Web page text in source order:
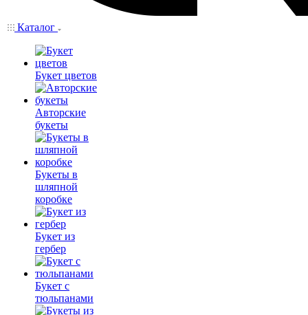
Каталог
Букет цветов
Авторские
букеты
Букеты в
шляпной
коробке
Букет из
гербер
Букет с
тюльпанами